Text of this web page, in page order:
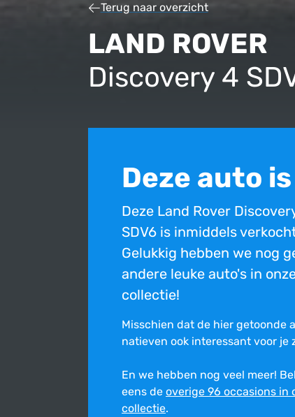
Terug naar overzicht
LAND ROVER
Discovery 4
Deze auto
Deze Land Rover
SDV6 is inmiddels
Gelukkig hebben we nog
andere leuke auto's in
collectie!
Misschien dat de hier getoonde
na­tie­ven ook inte­res­sant voor je
En we hebben nog veel meer!
eens de overige 96 occasions in
collectie.
Bovenstaande occasion is inmiddels
Ondanks de constante zorg en aandacht die
onjuist is. Wij stellen ons niet aansprakelijk